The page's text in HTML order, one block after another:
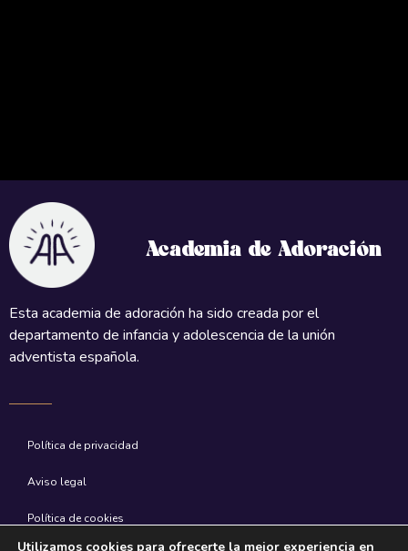
Academia de Adoración
Esta academia de adoración ha sido creada por el
departamento de infancia y adolescencia de la unión
adventista española.
Política de privacidad
Aviso legal
Política de cookies
Utilizamos cookies para ofrecerte la mejor experiencia en